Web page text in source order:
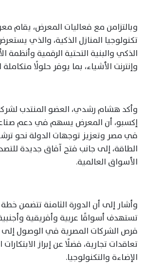
وبالتزامن مع فعاليات المعرض،
تكنولوجيا المنازل الذكية، والذي
الذكي والبنية التحتية الرقمية وأنظمة
وإنترنت الأشياء، بما يوفر حلولًا
وأكد هشام رشدي، العضو المنتدب
إكسبو، أن المعرض يسهم في دعم
في مصر وتعزيز توجهات الدولة نحو
الطاقة، إلى جانب فتح آفاق جديدة
الأسواق العالمية.
وأشار إلى أن الدورة الثامنة تتضمن
تستهدف أسواقًا عربية وأفريقية
فرص الشركات المصرية في الوصول إلى
تعاقدات تجارية، فضلًا عن إبراز
الإضاءة والتكنولوجيا.